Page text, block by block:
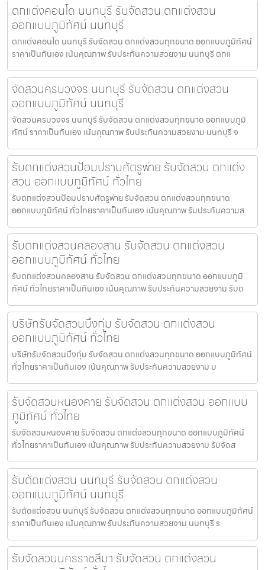
ตกแต่งคอนโด นนทบุรี รับจัดสวน ตกแต่งสวน
ออกแบบภูมิทัศน์ นนทบุรี
ตกแต่งคอนโด นนทบุรี รับจัดสวน ตกแต่งสวนทุกขนาด ออกแบบภูมิทัศน์
ราคาเป็นกันเอง เน้นคุณภาพ รับประกันความสวยงาม นนทบุรี ตกแ
จัดสวนครบวงจร นนทบุรี รับจัดสวน ตกแต่งสวน
ออกแบบภูมิทัศน์ นนทบุรี
จัดสวนครบวงจร นนทบุรี รับจัดสวน ตกแต่งสวนทุกขนาด ออกแบบภูมิ
ทัศน์ ราคาเป็นกันเอง เน้นคุณภาพ รับประกันความสวยงาม นนทบุรี จ
รับตกแต่งสวนป้อมปราบศัตรูพ่าย รับจัดสวน ตกแต่ง
สวน ออกแบบภูมิทัศน์ ทั่วไทย
รับตกแต่งสวนป้อมปราบศัตรูพ่าย รับจัดสวน ตกแต่งสวนทุกขนาด
ออกแบบภูมิทัศน์ ทั่วไทยราคาเป็นกันเอง เน้นคุณภาพ รับประกันความส
รับตกแต่งสวนคลองสาน รับจัดสวน ตกแต่งสวน
ออกแบบภูมิทัศน์ ทั่วไทย
รับตกแต่งสวนคลองสาน รับจัดสวน ตกแต่งสวนทุกขนาด ออกแบบภูมิ
ทัศน์ ทั่วไทยราคาเป็นกันเอง เน้นคุณภาพ รับประกันความสวยงาม รับต
บริษัทรับจัดสวนบึงกุ่ม รับจัดสวน ตกแต่งสวน
ออกแบบภูมิทัศน์ ทั่วไทย
บริษัทรับจัดสวนบึงกุ่ม รับจัดสวน ตกแต่งสวนทุกขนาด ออกแบบภูมิทัศน์
ทั่วไทยราคาเป็นกันเอง เน้นคุณภาพ รับประกันความสวยงาม บ
รับจัดสวนหนองคาย รับจัดสวน ตกแต่งสวน ออกแบบ
ภูมิทัศน์ ทั่วไทย
รับจัดสวนหนองคาย รับจัดสวน ตกแต่งสวนทุกขนาด ออกแบบภูมิทัศน์
ทั่วไทยราคาเป็นกันเอง เน้นคุณภาพ รับประกันความสวยงาม รับจัดส
รับตัดแต่งสวน นนทบุรี รับจัดสวน ตกแต่งสวน
ออกแบบภูมิทัศน์ นนทบุรี
รับตัดแต่งสวน นนทบุรี รับจัดสวน ตกแต่งสวนทุกขนาด ออกแบบภูมิทัศน์
ราคาเป็นกันเอง เน้นคุณภาพ รับประกันความสวยงาม นนทบุรี ร
รับจัดสวนนครราชสีมา รับจัดสวน ตกแต่งสวน